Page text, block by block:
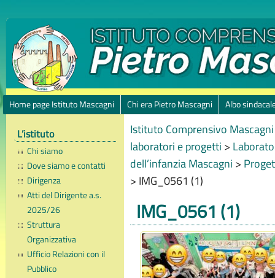
Home page Istituto Mascagni Chi era Pietro Mascagni Albo
L’istituto
Chi siamo
Dove siamo e contatti
Dirigenza
Atti del Dirigente a.s.
2025/26
Struttura
Organizzativa
Ufficio Relazioni con il
Pubblico
Istituto Comprensivo
laboratori e progetti >
dell’infanzia Mascagni >
> IMG_0561 (1)
IMG_0561 (1)